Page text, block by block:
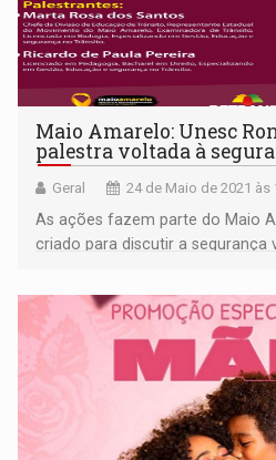
Maio Amarelo: Unesc
palestra voltada à
Geral 24 de Maio de 2021 às
As ações fazem parte do Maio
criado para discutir a segurança